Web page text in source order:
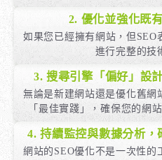
2. 優化並強化既
如果您已經擁有網站，但
進行完整的技
3. 搜尋引擎「偏好」設
無論是新建網站還是優化舊網
「最佳實踐」，確保您的網
4. 持續監控與數據分析
網站的SEO優化不是一次性的